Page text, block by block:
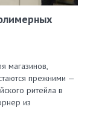
магазинов,
прежними —
ритейла в
из